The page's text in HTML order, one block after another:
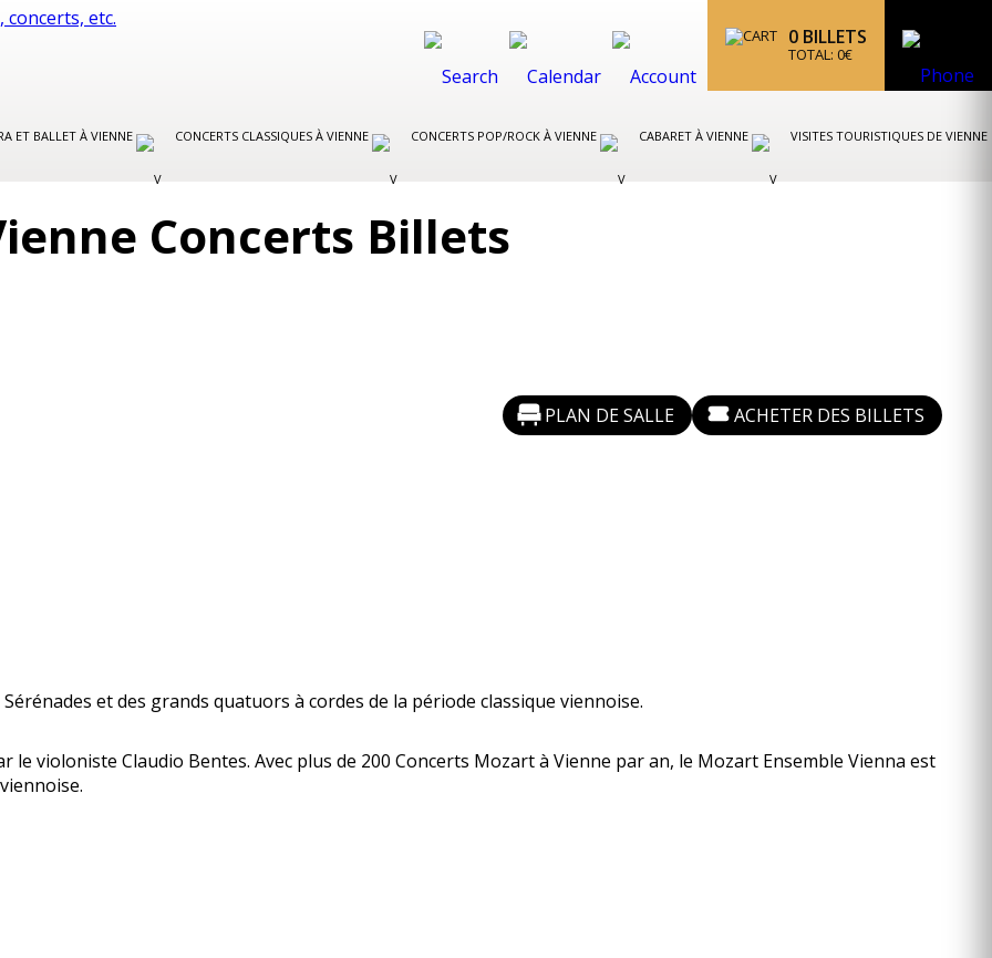
0 BILLETS
TOTAL: 0€
ET BALLET À VIENNE CONCERTS CLASSIQUES À VIENNE CONCERTS POP/ROCK À VIENNE CABARET À VIENNE VISITES TOURISTIQUES DE VIENNE
Concerts Billets
PLAN DE SALLE ACHETER DES BILLETS
et des grands quatuors à cordes de la période classique viennoise.
violoniste Claudio Bentes. Avec plus de 200 Concerts Mozart à Vienne par an, le Mozart Ensemble Vienna est